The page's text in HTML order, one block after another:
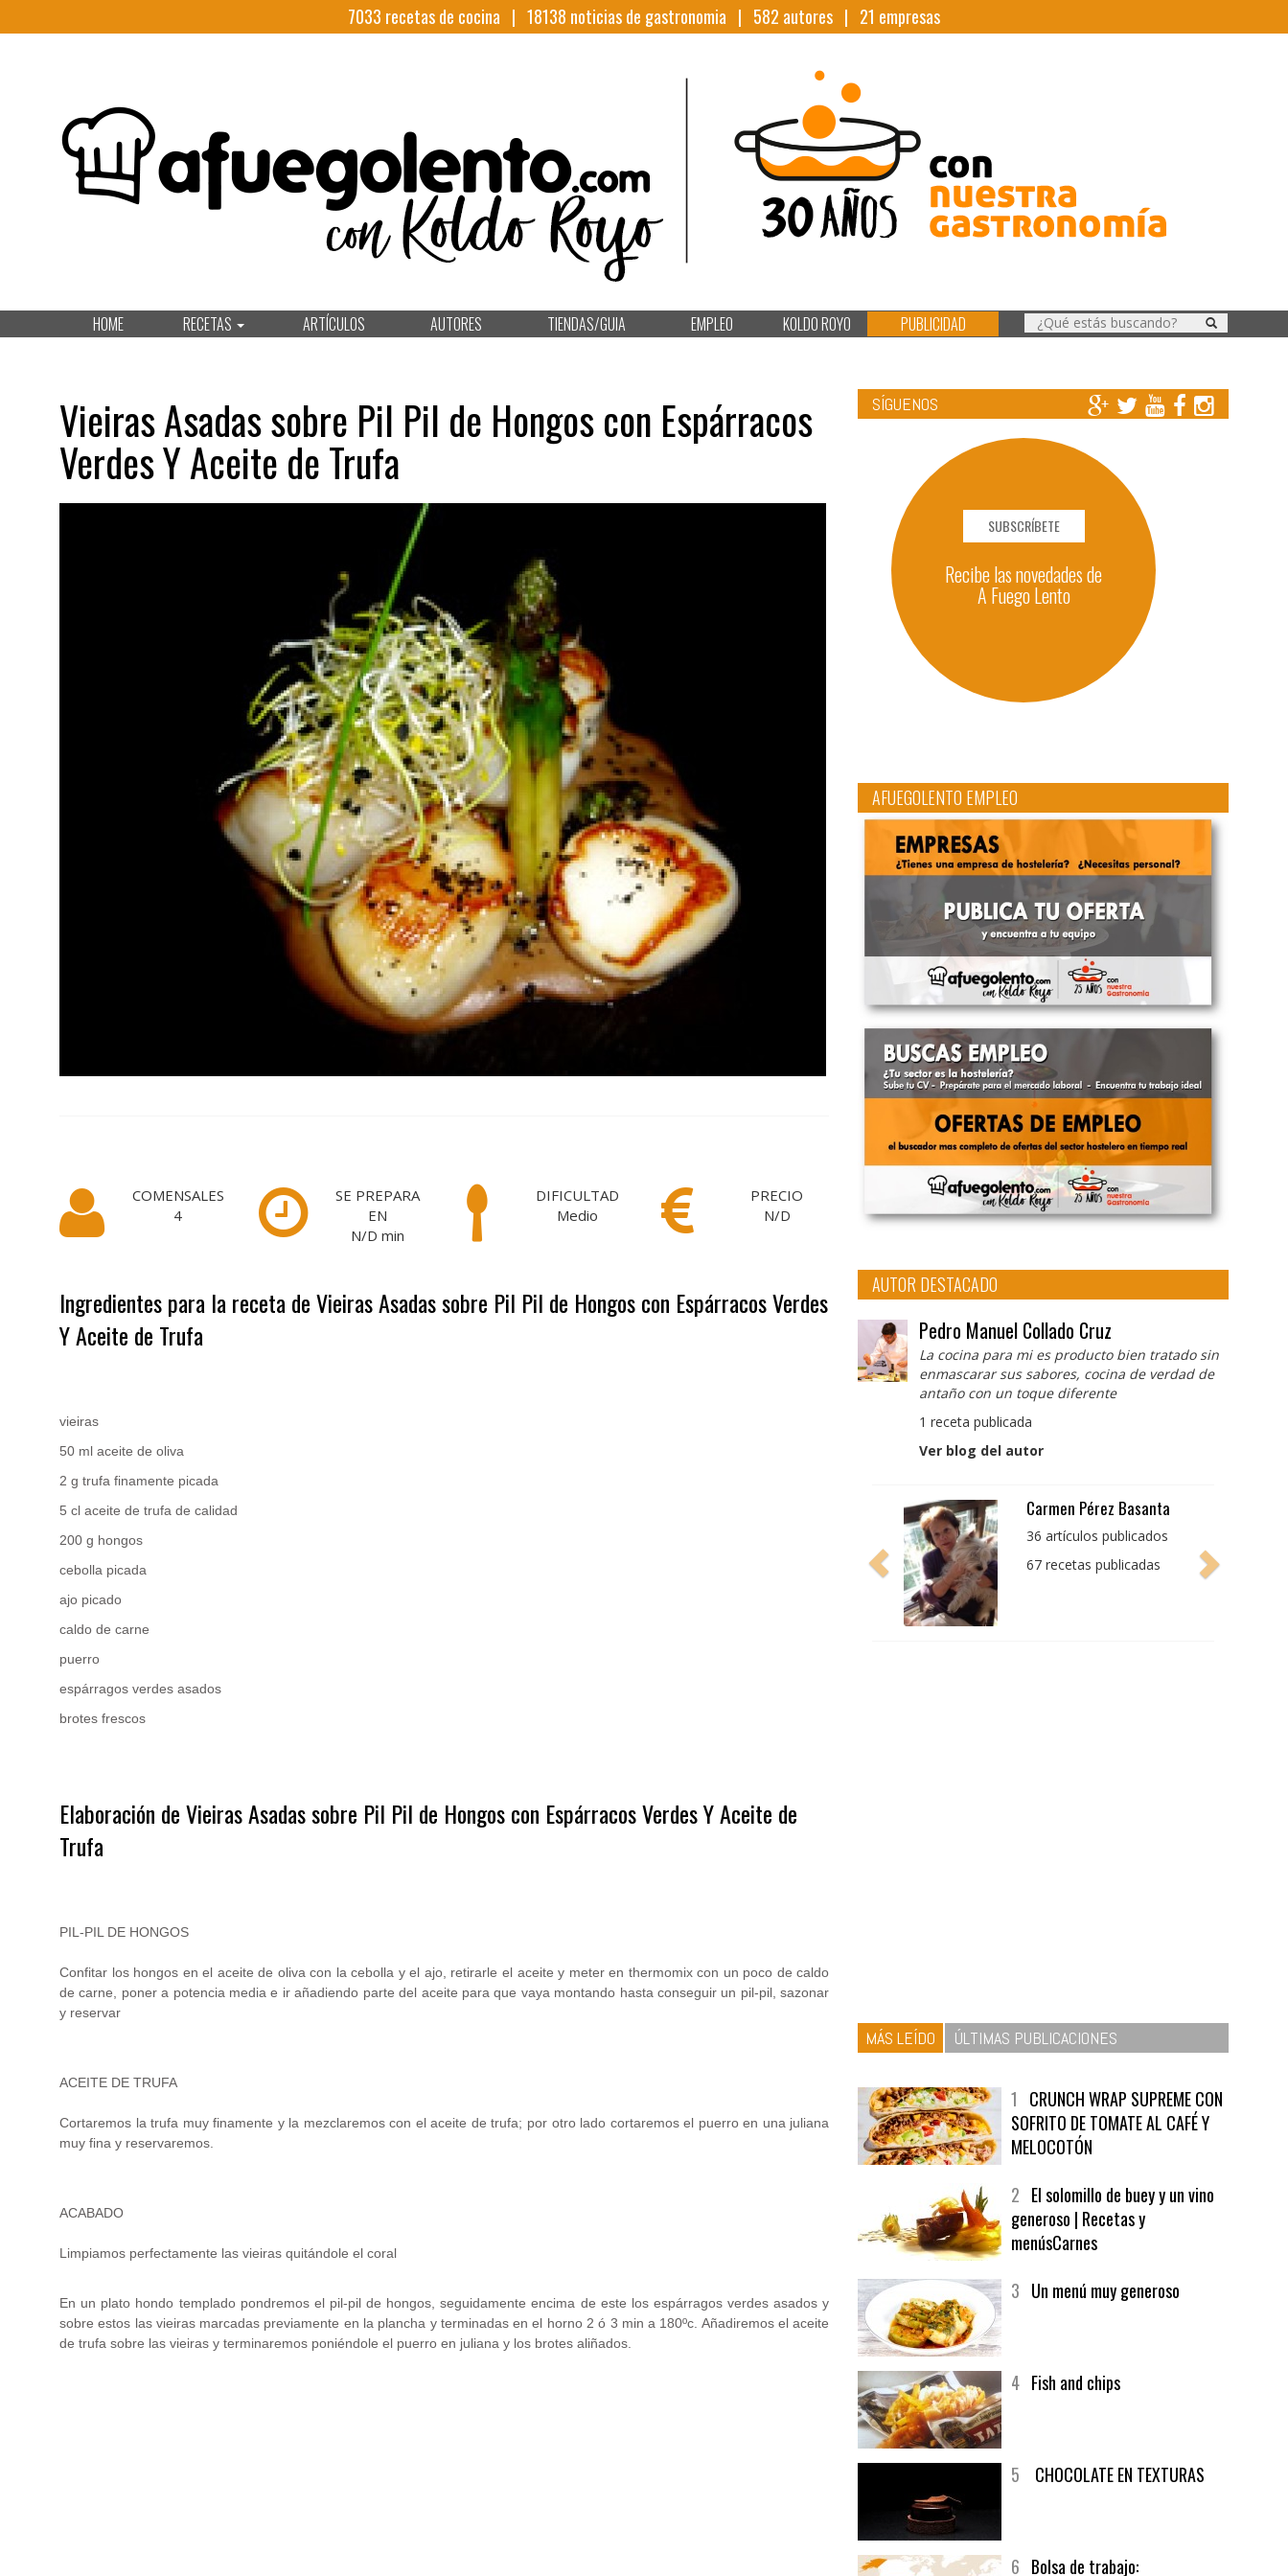
7033 recetas de cocina | 18138 noticias de gastronomia | 582 autores | 21 empresas
HOME RECETAS ARTÍCULOS AUTORES TIENDAS/GUIA EMPLEO KOLDO ROYO PUBLICIDAD
Vieiras Asadas sobre Pil Pil de Hongos con Espárracos
Verdes Y Aceite de Trufa
COMENSALES
4
SE PREPARA
EN
N/D min
DIFICULTAD
Medio
PRECIO
N/D
Ingredientes para la receta de Vieiras Asadas sobre Pil Pil de Hongos con Espárracos Verdes
Y Aceite de Trufa
vieiras
50 ml aceite de oliva
2 g trufa finamente picada
5 cl aceite de trufa de calidad
200 g hongos
cebolla picada
ajo picado
caldo de carne
puerro
espárragos verdes asados
brotes frescos
Elaboración de Vieiras Asadas sobre Pil Pil de Hongos con Espárracos Verdes Y Aceite de
Trufa
PIL-PIL DE HONGOS
Confitar los hongos en el aceite de oliva con la cebolla y el ajo, retirarle el aceite y meter en thermomix con un poco de caldo
de carne, poner a potencia media e ir añadiendo parte del aceite para que vaya montando hasta conseguir un pil-pil, sazonar
y reservar
ACEITE DE TRUFA
Cortaremos la trufa muy finamente y la mezclaremos con el aceite de trufa; por otro lado cortaremos el puerro en una juliana
muy fina y reservaremos.
ACABADO
Limpiamos perfectamente las vieiras quitándole el coral
En un plato hondo templado pondremos el pil-pil de hongos, seguidamente encima de este los espárragos verdes asados y
sobre estos las vieiras marcadas previamente en la plancha y terminadas en el horno 2 ó 3 min a 180ºc. Añadiremos el aceite
de trufa sobre las vieiras y terminaremos poniéndole el puerro en juliana y los brotes aliñados.
SÍGUENOS
SUBSCRÍBETE
Recibe las novedades de
A Fuego Lento
AFUEGOLENTO EMPLEO
AUTOR DESTACADO
Pedro Manuel Collado Cruz
La cocina para mi es producto bien tratado sin
enmascarar sus sabores, cocina de verdad de
antaño con un toque diferente
1 receta publicada
Ver blog del autor
Pedro Manuel Collado
Cruz
producto bien tratado
MÁS LEÍDO ÚLTIMAS PUBLICACIONES
SOFRITO DE TOMATE AL CAFÉ Y
MELOCOTÓN
generoso | Recetas y